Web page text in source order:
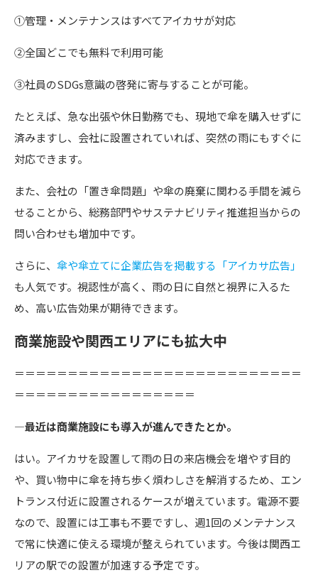
①管理・メンテナンスはすべてアイカサが対応
②全国どこでも無料で利用可能
③社員のSDGs意識の啓発に寄与することが可能。
たとえば、急な出張や休日勤務でも、現地で傘を購入せずに
済みますし、会社に設置されていれば、突然の雨にもすぐに
対応できます。
また、会社の「置き傘問題」や傘の廃棄に関わる手間を減ら
せることから、総務部門やサステナビリティ推進担当からの
問い合わせも増加中です。
さらに、 傘や傘立てに企業広告を掲載する「アイカサ広告」
も人気です。視認性が高く、雨の日に自然と視界に入るた
め、高い広告効果が期待できます。
商業施設や関西エリアにも拡大中
＝＝＝＝＝＝＝＝＝＝＝＝＝＝＝＝＝＝＝＝＝＝＝＝＝＝＝
＝＝＝＝＝＝＝＝＝＝＝＝＝＝＝＝＝
―最近は商業施設にも導入が進んできたとか。
はい。アイカサを設置して雨の日の来店機会を増やす目的
や、買い物中に傘を持ち歩く煩わしさを解消するため、エン
トランス付近に設置されるケースが増えています。電源不要
なので、設置には工事も不要ですし、週1回のメンテナンス
で常に快適に使える環境が整えられています。今後は関西エ
リアの駅での設置が加速する予定です。